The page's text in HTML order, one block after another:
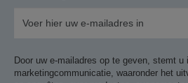
Door uw e-mailadres op te geven, stemt
marketingcommunicatie, waaronder het